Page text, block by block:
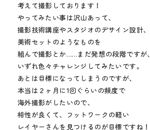
考えて撮影しております！
やってみたい事は沢山あって、
撮影技術講座やスタジオのデサイン設計、
美術セットのようなものを
組んで撮影とか……まだ発想の段階ですが、
いずれ色々チャレンジしてみたいです。
あとは目標になってしまうのですが、
本当は２ヶ月に1回ぐらいの頻度で
海外撮影がしたいので、
相性が良くて、フットワークの軽い
レイヤーさんを見つけるのが目標ですね！